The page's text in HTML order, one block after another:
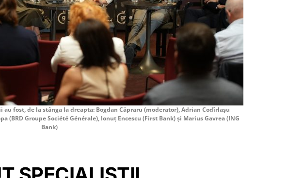
fost, de la stânga la dreapta: Bogdan Căpraru (moderator), Adrian Codîrlașu
(BRD Groupe Société Générale), Ionuț Encescu (First Bank) și Marius Gavrea (ING
Bank)